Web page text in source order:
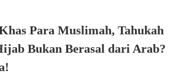
Para Muslimah, Tahukah
Bukan Berasal dari Arab?